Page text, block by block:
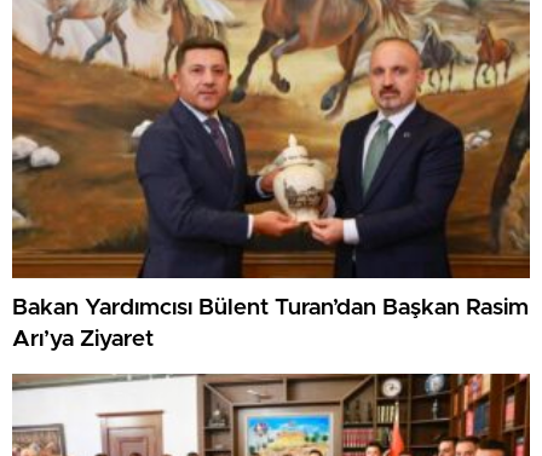
Bakan Yardımcısı Bülent Turan’dan Başkan Rasim
Arı’ya Ziyaret